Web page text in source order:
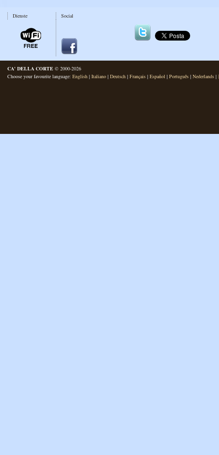
Dienste Social
CA' DELLA CORTE © 2000-2026
Choose your favourite language: English | Italiano | Deutsch | Français | Español | Português | Nederlands |